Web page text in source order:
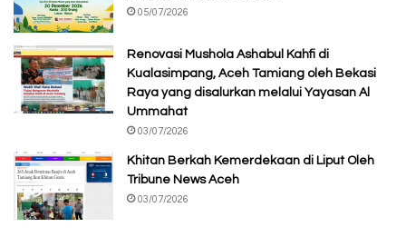
05/07/2026
Renovasi Mushola Ashabul Kahfi di
Kualasimpang, Aceh Tamiang oleh Bekasi
Raya yang disalurkan melalui Yayasan Al
Ummahat
03/07/2026
Khitan Berkah Kemerdekaan di Liput Oleh
Tribune News Aceh
03/07/2026